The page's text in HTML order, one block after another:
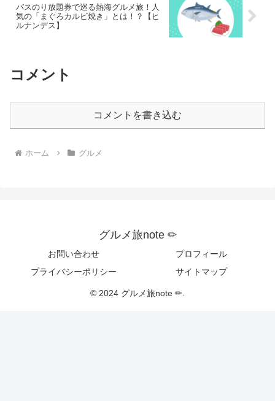
バスのり放題券で巡る熱海グルメ旅！人
気の「まぐろカルビ焼き」とは！？【ヒ
ルナンデス】
コメント
コメントを書き込む
ホーム グルメ
グルメ旅note ✏︎
お問い合わせ
プロフィール
プライバシーポリシー
サイトマップ
© 2024 グルメ旅note ✏︎.